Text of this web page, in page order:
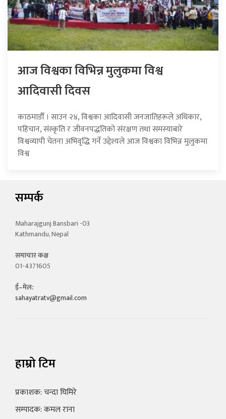
आज विश्वका विभिन्न मुलुकमा विश्व
आदिवासी दिवस
काठमाडौँ । साउन २४, विश्वका आदिवासी जनजातिहरूले अधिकार,
पहिचान, संस्कृति र जीवनपद्धतिको संरक्षण तथा समस्याबारे
विश्वव्यापी चेतना अभिवृद्धि गर्ने उद्देश्यले आज विश्वका विभिन्न मुलुकमा
विश्व
सम्पर्क
Maharajgunj Bansbari -03
Kathmandu, Nepal
समाचार कक्ष
01-4371605
ई–मेल:
sahayatratv@gmail.com
हाम्रो टिम
प्रकाशक: चन्दा घिमिरे
सम्पादक: कमल राना